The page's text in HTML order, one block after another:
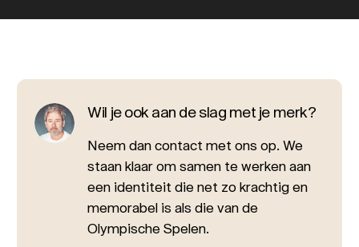
Wil je ook aan de slag met je merk?
Neem dan contact met ons op. We
staan klaar om samen te werken aan
een identiteit die net zo krachtig en
memorabel is als die van de
Olympische Spelen.